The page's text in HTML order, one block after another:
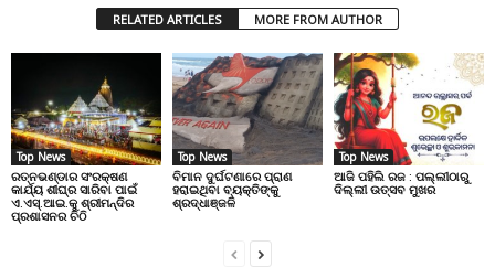
RELATED ARTICLES MORE FROM AUTHOR
Top News
ରତ୍ନଭଣ୍ଡାର ସଂରକ୍ଷଣ
କାର୍ଯ୍ୟ ଶୀଘ୍ର ସାରିବା ପାଇଁ
ଏ.ଏସ୍.ଆଇ.କୁ ଶ୍ରୀମନ୍ଦିର
ପ୍ରଶାସନର ଚିଠି
Top News
ବିମାନ ଦୁର୍ଘଟଣାରେ ପ୍ରାଣ
ହରାଇଥିବା ବ୍ୟକ୍ତିଙ୍କୁ
ଶ୍ରଦ୍ଧାଞ୍ଜଳି
Top News
ଆଜି ପହିଲି ରଜ : ପଲ୍ଲୀଠାରୁ
ଦିଲ୍ଲୀ ଉତ୍ସବ ମୁଖର